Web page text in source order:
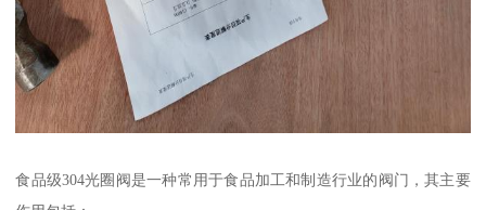
食品级304光圈阀是一种常用于食品加工和制造行业的阀门，其主要